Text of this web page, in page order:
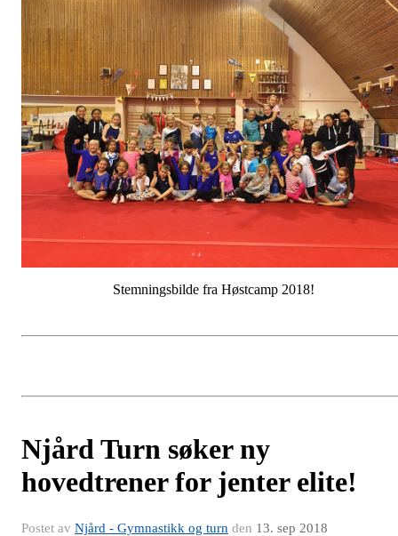
Stemningsbilde fra Høstcamp 2018!
Njård Turn søker ny
hovedtrener for jenter elite!
Postet av Njård - Gymnastikk og turn den 13. sep 2018